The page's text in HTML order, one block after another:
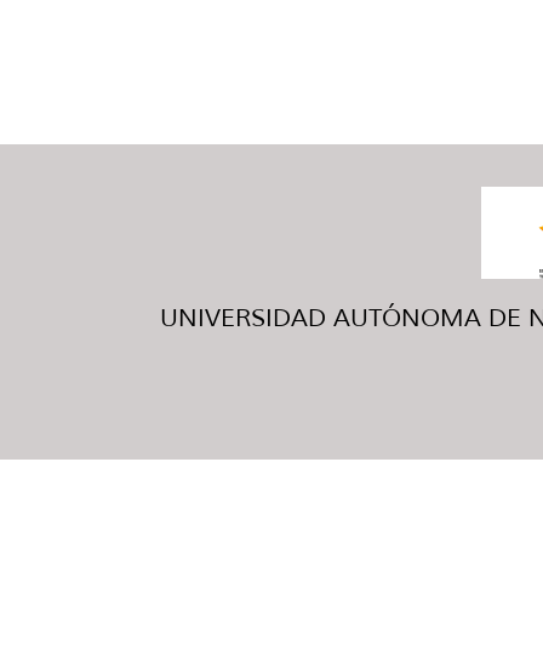
UNIVERSIDAD AUTÓNOMA DE